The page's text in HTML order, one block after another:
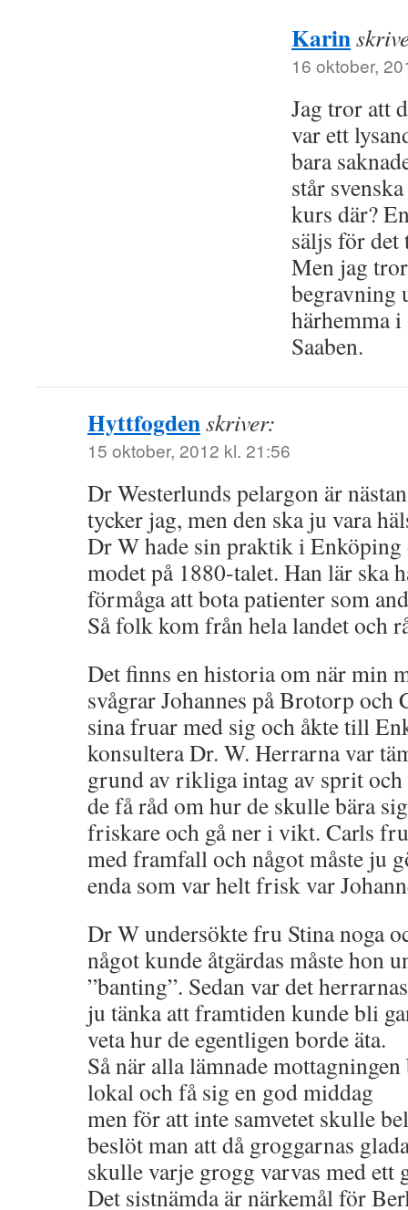
Karin
16 oktober,
Jag tror att
var ett
bara
står
kurs där?
säljs för
Men jag
begravning
härhemma
Saaben.
Hyttfogdenskriver:
15 oktober, 2012 kl. 21:56
Dr Westerlunds pelargon är
tycker jag, men den ska ju vara
Dr W hade sin praktik i Enköping
modet på 1880-talet. Han lär ska
förmåga att bota patienter som
Så folk kom från hela landet och
Det finns en historia om när min
svågrar Johannes på Brotorp och
sina fruar med sig och åkte till
konsultera Dr. W. Herrarna var
grund av rikliga intag av sprit och
de få råd om hur de skulle bära
friskare och gå ner i vikt. Carls
med framfall och något måste ju
enda som var helt frisk var
Dr W undersökte fru Stina noga
något kunde åtgärdas måste hon
”banting”. Sedan var det
ju tänka att framtiden kunde bli
veta hur de egentligen borde äta.
Så när alla lämnade
lokal och få sig en god middag
men för att inte samvetet skulle
beslöt man att då groggarnas
skulle varje grogg varvas med ett
Det sistnämda är närkemål för